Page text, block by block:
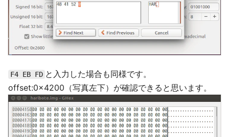
F4 EB FD と入力した場合も同様です。
offset:0x4200（写真左下）が確認できると思います。